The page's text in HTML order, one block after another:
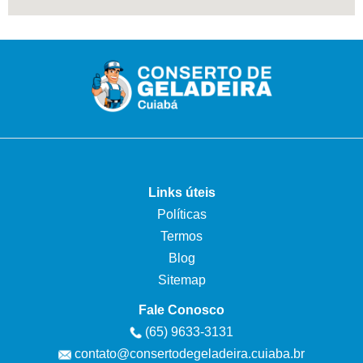
Links úteis
Políticas
Termos
Blog
Sitemap
Fale Conosco
(65) 9633-3131
contato@consertodegeladeira.cuiaba.br